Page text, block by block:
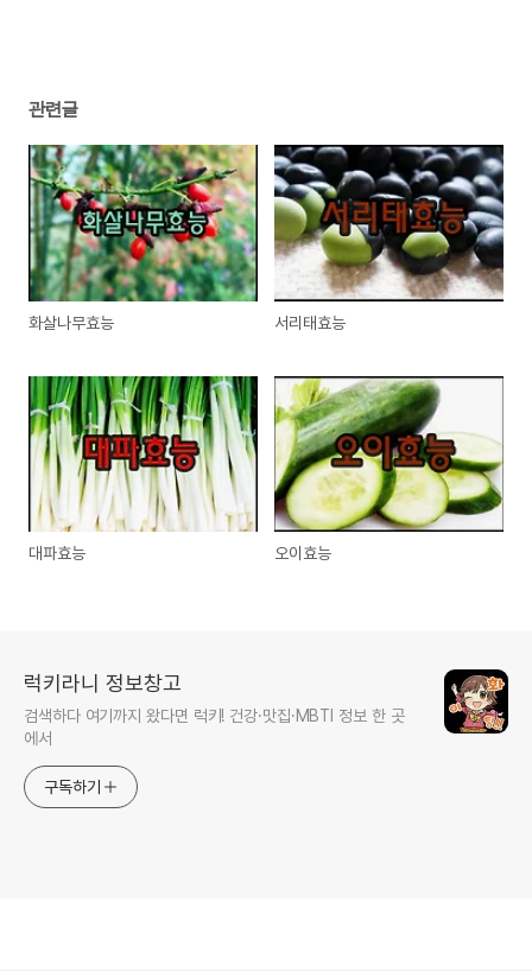
관련글
화살나무효능 서리태효능
대파효능 오이효능
럭키라니 정보창고
검색하다 여기까지 왔다면 럭키! 건강·맛집·MBTI 정보 한 곳
에서
구독하기